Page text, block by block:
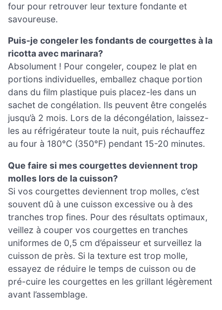
four pour retrouver leur texture fondante et
savoureuse.
Puis-je congeler les fondants de courgettes à la
ricotta avec marinara?
Absolument ! Pour congeler, coupez le plat en
portions individuelles, emballez chaque portion
dans du film plastique puis placez-les dans un
sachet de congélation. Ils peuvent être congelés
jusqu’à 2 mois. Lors de la décongélation, laissez-
les au réfrigérateur toute la nuit, puis réchauffez
au four à 180°C (350°F) pendant 15-20 minutes.
Que faire si mes courgettes deviennent trop
molles lors de la cuisson?
Si vos courgettes deviennent trop molles, c’est
souvent dû à une cuisson excessive ou à des
tranches trop fines. Pour des résultats optimaux,
veillez à couper vos courgettes en tranches
uniformes de 0,5 cm d’épaisseur et surveillez la
cuisson de près. Si la texture est trop molle,
essayez de réduire le temps de cuisson ou de
pré-cuire les courgettes en les grillant légèrement
avant l’assemblage.